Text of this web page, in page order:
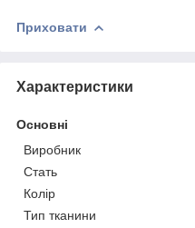
Приховати
Характеристики
Основні
Виробник
Стать
Колір
Тип тканини